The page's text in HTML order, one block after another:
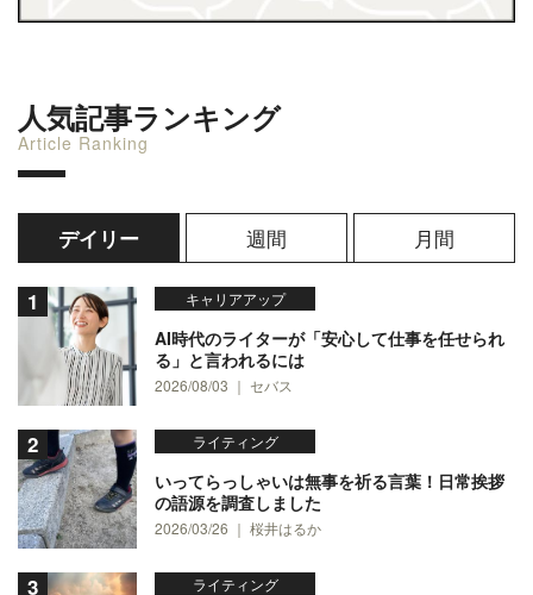
人気記事ランキング
Article Ranking
デイリー 週間 月間
キャリアアップ
AI時代のライターが「安心して仕事を任せられ
る」と言われるには
2026/08/03 ｜ セバス
ライティング
いってらっしゃいは無事を祈る言葉！日常挨拶
の語源を調査しました
2026/03/26 ｜ 桜井はるか
ライティング